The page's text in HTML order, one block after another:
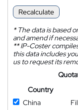
Recalculate
*The data is based
and amend if
**IP-Coster
this data includes
us to request its
Country
China